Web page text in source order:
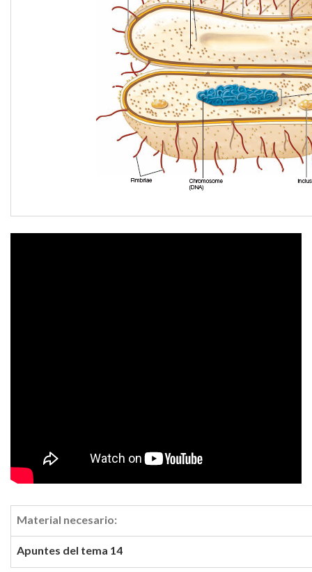
Material necesario:
Apuntes del tema 14